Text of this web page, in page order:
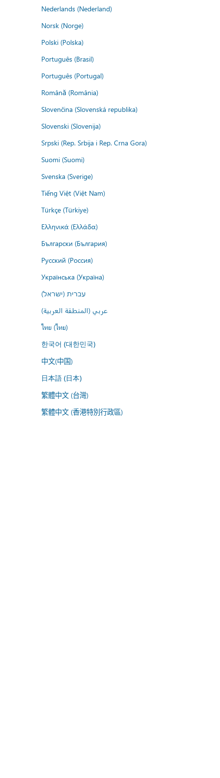
Nederlands (Nederland)
Norsk (Norge)
Polski (Polska)
Português (Brasil)
Português (Portugal)
Română (România)
Slovenčina (Slovenská republika)
Slovenski (Slovenija)
Srpski (Rep. Srbija i Rep. Crna Gora)
Suomi (Suomi)
Svenska (Sverige)
Tiếng Việt (Việt Nam)
Türkçe (Türkiye)
Ελληνικά (Ελλάδα)
Български (България)
Русский (Россия)
Українська (Україна)
עברית (ישראל)
عربي (المنطقة العربية)
ไทย (ไทย)
한국어 (대한민국)
中文(中国)
日本語 (日本)
繁體中文 (台灣)
繁體中文 (香港特別行政區)